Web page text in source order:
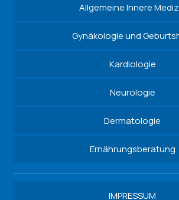
Allgemeine Innere
Gynäkologie und
Kardiologie
Neurologie
Dermatologie
Ernährungsberatung
IMPRESSUM